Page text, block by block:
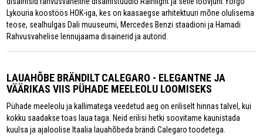
Lykouria koostöös HOK-iga, kes on kaasaegse arhitektuuri mõne olulisema
teose, sealhulgas Dali muuseumi, Mercedes Benzi staadioni ja Hamadi
Rahvusvahelise lennujaama disainerid ja autorid.
LAUAHÕBE BRÄNDILT CALEGARO - ELEGANTNE JA
VÄÄRIKAS VIIS PÜHADE MEELEOLU LOOMISEKS
Pühade meeleolu ja kallimatega veedetud aeg on eriliselt hinnas talvel, kui
kokku saadakse toas laua taga. Neid erilisi hetki soovitame kaunistada
kuulsa ja ajaloolise Itaalia lauahõbeda brändi Calegaro toodetega.